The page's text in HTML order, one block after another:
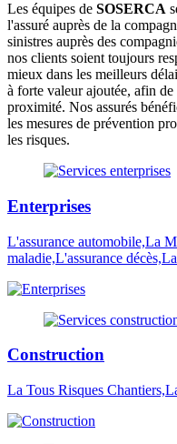
Les équipes de SOSERCA
l'assuré auprès de la
sinistres auprès des
nos clients soient toujours
mieux dans les meilleurs
à forte valeur ajoutée, afin
proximité. Nos assurés
les mesures de prévention
les risques.
Enterprises
L'assurance automobile,La
maladie,L'assurance
Construction
La Tous Risques